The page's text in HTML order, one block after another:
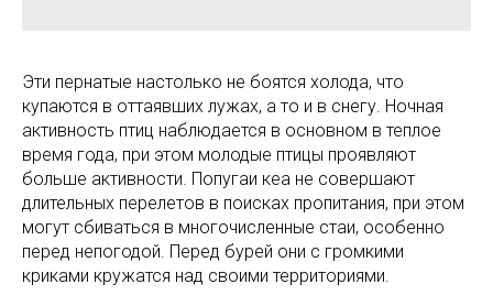
Эти пернатые настолько не боятся холода, что
купаются в оттаявших лужах, а то и в снегу. Ночная
активность птиц наблюдается в основном в теплое
время года, при этом молодые птицы проявляют
больше активности. Попугаи кеа не совершают
длительных перелетов в поисках пропитания, при этом
могут сбиваться в многочисленные стаи, особенно
перед непогодой. Перед бурей они с громкими
криками кружатся над своими территориями.